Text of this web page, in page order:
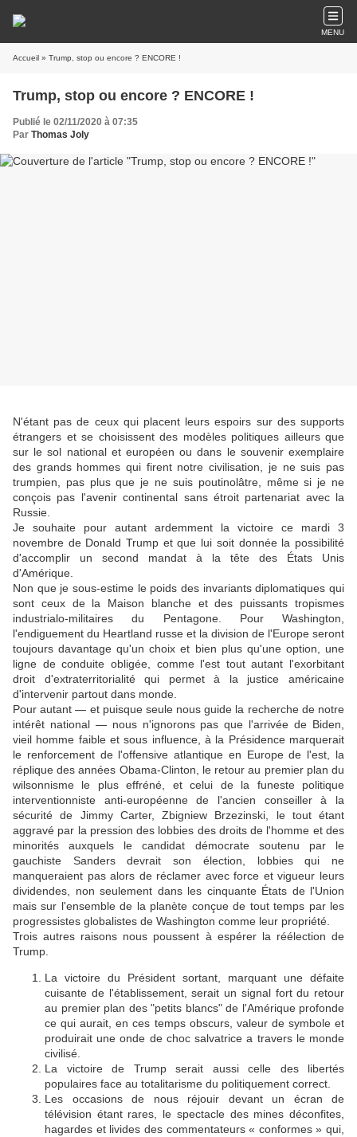
MENU
Accueil » Trump, stop ou encore ? ENCORE !
Trump, stop ou encore ? ENCORE !
Publié le 02/11/2020 à 07:35
Par Thomas Joly
N'étant pas de ceux qui placent leurs espoirs sur des supports
étrangers et se choisissent des modèles politiques ailleurs que
sur le sol national et européen ou dans le souvenir exemplaire
des grands hommes qui firent notre civilisation, je ne suis pas
trumpien, pas plus que je ne suis poutinolâtre, même si je ne
conçois pas l'avenir continental sans étroit partenariat avec la
Russie.
Je souhaite pour autant ardemment la victoire ce mardi 3
novembre de Donald Trump et que lui soit donnée la possibilité
d'accomplir un second mandat à la tête des États Unis
d'Amérique.
Non que je sous-estime le poids des invariants diplomatiques qui
sont ceux de la Maison blanche et des puissants tropismes
industrialo-militaires du Pentagone. Pour Washington,
l'endiguement du Heartland russe et la division de l'Europe seront
toujours davantage qu'un choix et bien plus qu'une option, une
ligne de conduite obligée, comme l'est tout autant l'exorbitant
droit d'extraterritorialité qui permet à la justice américaine
d'intervenir partout dans monde.
Pour autant — et puisque seule nous guide la recherche de notre
intérêt national — nous n'ignorons pas que l'arrivée de Biden,
vieil homme faible et sous influence, à la Présidence marquerait
le renforcement de l'offensive atlantique en Europe de l'est, la
réplique des années Obama-Clinton, le retour au premier plan du
wilsonnisme le plus effréné, et celui de la funeste politique
interventionniste anti-européenne de l'ancien conseiller à la
sécurité de Jimmy Carter, Zbigniew Brzezinski, le tout étant
aggravé par la pression des lobbies des droits de l'homme et des
minorités auxquels le candidat démocrate soutenu par le
gauchiste Sanders devrait son élection, lobbies qui ne
manqueraient pas alors de réclamer avec force et vigueur leurs
dividendes, non seulement dans les cinquante États de l'Union
mais sur l'ensemble de la planète conçue de tout temps par les
progressistes globalistes de Washington comme leur propriété.
Trois autres raisons nous poussent à espérer la réélection de
Trump.
La victoire du Président sortant, marquant une défaite
cuisante de l'établissement, serait un signal fort du retour
au premier plan des "petits blancs" de l'Amérique profonde
ce qui aurait, en ces temps obscurs, valeur de symbole et
produirait une onde de choc salvatrice a travers le monde
civilisé.
La victoire de Trump serait aussi celle des libertés
populaires face au totalitarisme du politiquement correct.
Les occasions de nous réjouir devant un écran de
télévision étant rares, le spectacle des mines déconfites,
hagardes et livides des commentateurs « conformes » qui,